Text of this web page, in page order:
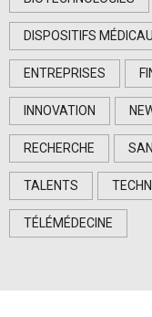
DISPOSITIFS
ENTREPRISES
INNOVATION
RECHERCHE
TALENTS
TÉLÉMÉDECINE